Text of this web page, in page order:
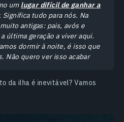
um lugar difícil de ganhar a
Significa tudo para nós. Na
antigas: pais, avós e
última geração a viver aqui.
dormir à noite, é isso que
Não quero ver isso acabar
da ilha é inevitável? Vamos